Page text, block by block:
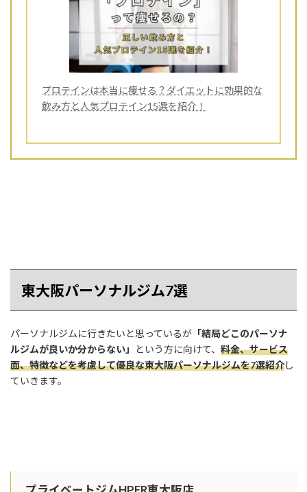
プロテインは本当に痩せる？ダイエットに効果的な
飲み方と人気プロテイン15選を紹介！
東大阪パーソナルジム7選
パーソナルジムに行きたいと思っているが 「結局どこのパーソナ
ルジムが良いか分からない」
という方に向けて、 料金、サービス
面、特徴などを考慮して優良な東大阪パーソナルジムを7選紹介し
ていきます。
プライベートジムHPER東大阪店